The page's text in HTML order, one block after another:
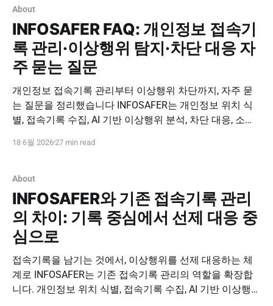
기 PIS FAIR 2026 드디어 다음 주! PIS FAIR 2026에서 피앤
피시큐어를 만나보세요 안녕하세요,
About
INFOSAFER FAQ: 개인정보 접속기
록 관리·이상행위 탐지·차단 대응 자
주 묻는 질문
개인정보 접속기록 관리부터 이상행위 차단까지, 자주 묻
는 질문을 정리했습니다 INFOSAFER는 개인정보 위치 식
별, 접속기록 수집, AI 기반 이상행위 분석, 차단 대응, 소명·
운영 솔루션입니다. INFOSAFER 도입 문의하기
18 6월 202627 min read
About
INFOSAFER와 기존 접속기록 관리
의 차이: 기록 중심에서 선제 대응 중
심으로
접속기록을 남기는 것에서, 이상행위를 선제 대응하는 체
계로 INFOSAFER는 기존 접속기록 관리의 역할을 확장합
니다. 개인정보 위치 식별, 접속기록 수집, AI 기반 이상행위